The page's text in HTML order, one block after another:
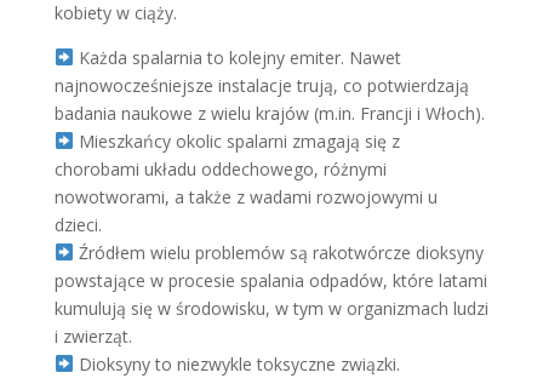
kobiety w ciąży.
Każda spalarnia to kolejny emiter. Nawet
najnowocześniejsze instalacje trują, co potwierdzają
badania naukowe z wielu krajów (m.in. Francji i Włoch).
Mieszkańcy okolic spalarni zmagają się z
chorobami układu oddechowego, różnymi
nowotworami, a także z wadami rozwojowymi u
dzieci.
Źródłem wielu problemów są rakotwórcze dioksyny
powstające w procesie spalania odpadów, które latami
kumulują się w środowisku, w tym w organizmach ludzi
i zwierząt.
Dioksyny to niezwykle toksyczne związki.